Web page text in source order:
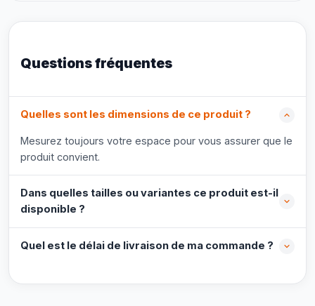
Questions fréquentes
Quelles sont les dimensions de ce produit ?
Mesurez toujours votre espace pour vous assurer que le
produit convient.
Dans quelles tailles ou variantes ce produit est-il
disponible ?
Quel est le délai de livraison de ma commande ?